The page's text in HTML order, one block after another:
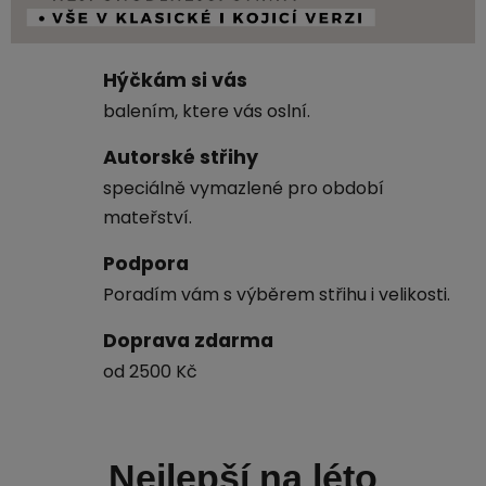
Hýčkám si vás
balením, ktere vás oslní.
Autorské střihy
speciálně vymazlené pro období
mateřství.
Podpora
Poradím vám s výběrem střihu i velikosti.
Doprava zdarma
od 2500 Kč
Nejlepší na léto